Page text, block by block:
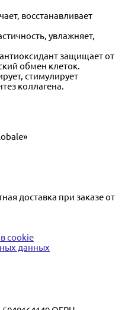
восстанавливает
увлажняет,
защищает от
обмен клеток.
стимулирует
коллагена.
доставка при заказе от
cookie
данных